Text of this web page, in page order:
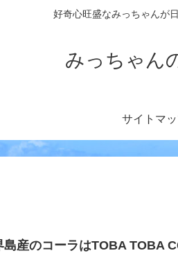
好奇心旺盛なみっちゃんが
みっちゃん
サイトマ
島産のコーラはTOBA TOBA